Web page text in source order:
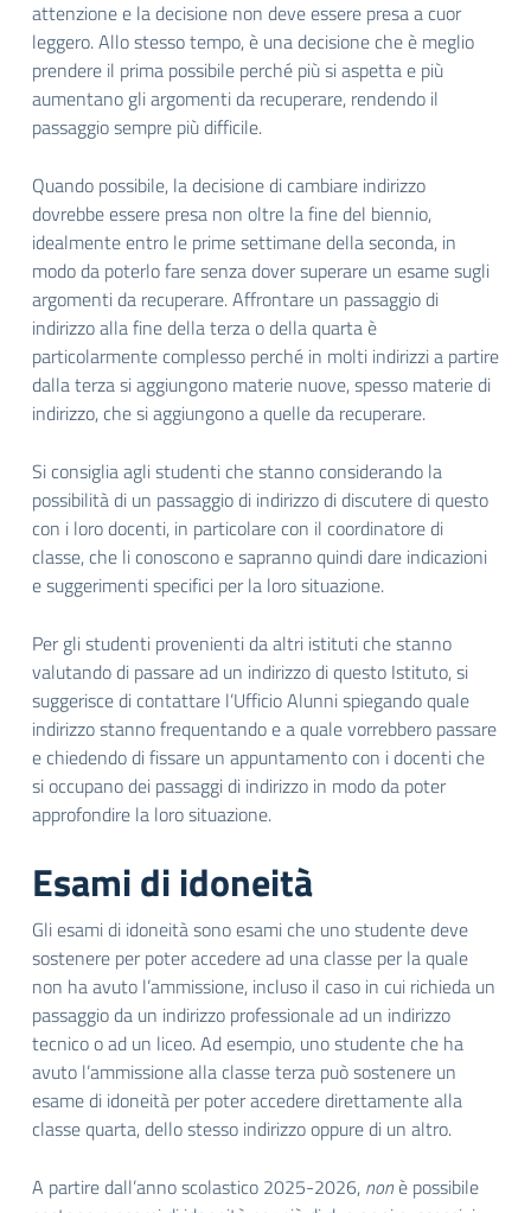
attenzione e la decisione non deve essere presa a cuor
leggero. Allo stesso tempo, è una decisione che è meglio
prendere il prima possibile perché più si aspetta e più
aumentano gli argomenti da recuperare, rendendo il
passaggio sempre più difficile.
Quando possibile, la decisione di cambiare indirizzo
dovrebbe essere presa non oltre la fine del biennio,
idealmente entro le prime settimane della seconda, in
modo da poterlo fare senza dover superare un esame sugli
argomenti da recuperare. Affrontare un passaggio di
indirizzo alla fine della terza o della quarta è
particolarmente complesso perché in molti indirizzi a partire
dalla terza si aggiungono materie nuove, spesso materie di
indirizzo, che si aggiungono a quelle da recuperare.
Si consiglia agli studenti che stanno considerando la
possibilità di un passaggio di indirizzo di discutere di questo
con i loro docenti, in particolare con il coordinatore di
classe, che li conoscono e sapranno quindi dare indicazioni
e suggerimenti specifici per la loro situazione.
Per gli studenti provenienti da altri istituti che stanno
valutando di passare ad un indirizzo di questo Istituto, si
suggerisce di contattare l’Ufficio Alunni spiegando quale
indirizzo stanno frequentando e a quale vorrebbero passare
e chiedendo di fissare un appuntamento con i docenti che
si occupano dei passaggi di indirizzo in modo da poter
approfondire la loro situazione.
Esami di idoneità
Gli esami di idoneità sono esami che uno studente deve
sostenere per poter accedere ad una classe per la quale
non ha avuto l’ammissione, incluso il caso in cui richieda un
passaggio da un indirizzo professionale ad un indirizzo
tecnico o ad un liceo. Ad esempio, uno studente che ha
avuto l’ammissione alla classe terza può sostenere un
esame di idoneità per poter accedere direttamente alla
classe quarta, dello stesso indirizzo oppure di un altro.
A partire dall’anno scolastico 2025-2026, nonè possibile